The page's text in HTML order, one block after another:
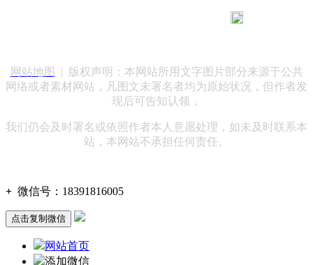
网站地图
| 版权声明：本网站所用文字图片部分来源于公共
网络或者素材网站，凡图文未署名者均为原始状况，但作者发
现后可告知认领，
我们仍会及时署名或依照作者本人意愿处理，如未及时联系本
站，本网站不承担任何责任。
+ 微信号： 18391816005
点击复制微信
网站首页
添加微信